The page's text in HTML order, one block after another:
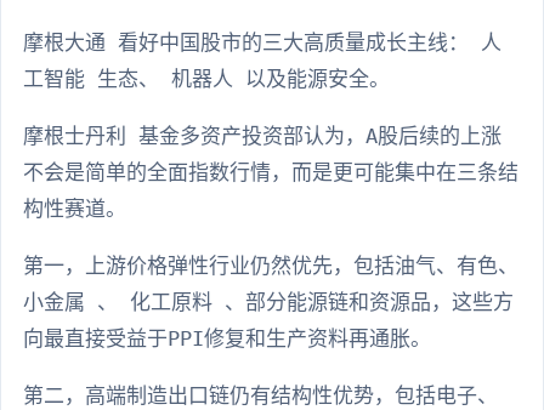
摩根大通 看好中国股市的三大高质量成长主线： 人
工智能 生态、 机器人 以及能源安全。
摩根士丹利 基金多资产投资部认为，A股后续的上涨
不会是简单的全面指数行情，而是更可能集中在三条结
构性赛道。
第一，上游价格弹性行业仍然优先，包括油气、有色、
小金属 、 化工原料 、部分能源链和资源品，这些方
向最直接受益于PPI修复和生产资料再通胀。
第二，高端制造出口链仍有结构性优势，包括电子、